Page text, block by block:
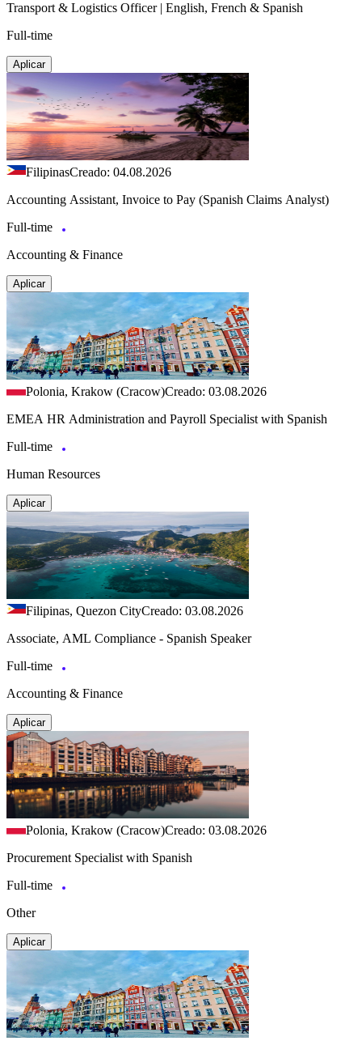
Transport & Logistics Officer | English, French & Spanish
Full-time
Aplicar
FilipinasCreado: 04.08.2026
Accounting Assistant, Invoice to Pay (Spanish Claims Analyst)
Full-time
Accounting & Finance
Aplicar
Polonia, Krakow (Cracow)Creado: 03.08.2026
EMEA HR Administration and Payroll Specialist with Spanish
Full-time
Human Resources
Aplicar
Filipinas, Quezon CityCreado: 03.08.2026
Associate, AML Compliance - Spanish Speaker
Full-time
Accounting & Finance
Aplicar
Polonia, Krakow (Cracow)Creado: 03.08.2026
Procurement Specialist with Spanish
Full-time
Other
Aplicar